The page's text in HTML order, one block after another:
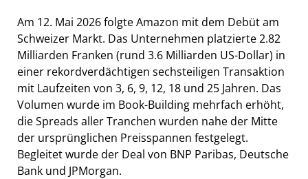
Am 12. Mai 2026 folgte Amazon mit dem Debüt am
Schweizer Markt. Das Unternehmen platzierte 2.82
Milliarden Franken (rund 3.6 Milliarden US-Dollar) in
einer rekordverdächtigen sechsteiligen Transaktion
mit Laufzeiten von 3, 6, 9, 12, 18 und 25 Jahren. Das
Volumen wurde im Book-Building mehrfach erhöht,
die Spreads aller Tranchen wurden nahe der Mitte
der ursprünglichen Preisspannen festgelegt.
Begleitet wurde der Deal von BNP Paribas, Deutsche
Bank und JPMorgan.